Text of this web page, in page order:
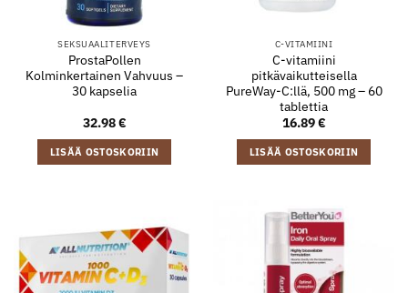
SEKSUAALITERVEYS
ProstaPollen
Kolminkertainen Vahvuus –
30 kapselia
32.98€
LISÄÄ OSTOSKORIIN
C-VITAMIINI
C-vitamiini
pitkävaikutteisella
PureWay-C:llä, 500 mg – 60
tablettia
16.89€
LISÄÄ OSTOSKORIIN